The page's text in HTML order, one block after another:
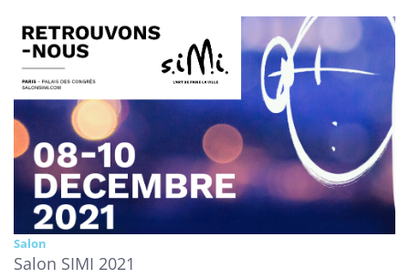
Salon
Salon SIMI 2021